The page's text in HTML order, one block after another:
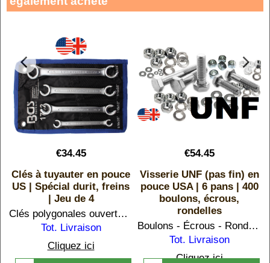
€34.45
Clés à tuyauter en pouce
US | Spécial durit, freins
| Jeu de 4
Clés polygonales ouvertes en taille impériale. Du 5/16 (7,96 mm) au 3/4 ( 19,05 mm)
Tot. Livraison
Cliquez ici
€54.45
Visserie UNF (pas fin) en
pouce USA | 6 pans | 400
boulons, écrous,
rondelles
Boulons - Écrous - Rondelles en pouce UNF. Tailles les plus courantes sur Autos / Motos / Machines
Tot. Livraison
Cliquez ici